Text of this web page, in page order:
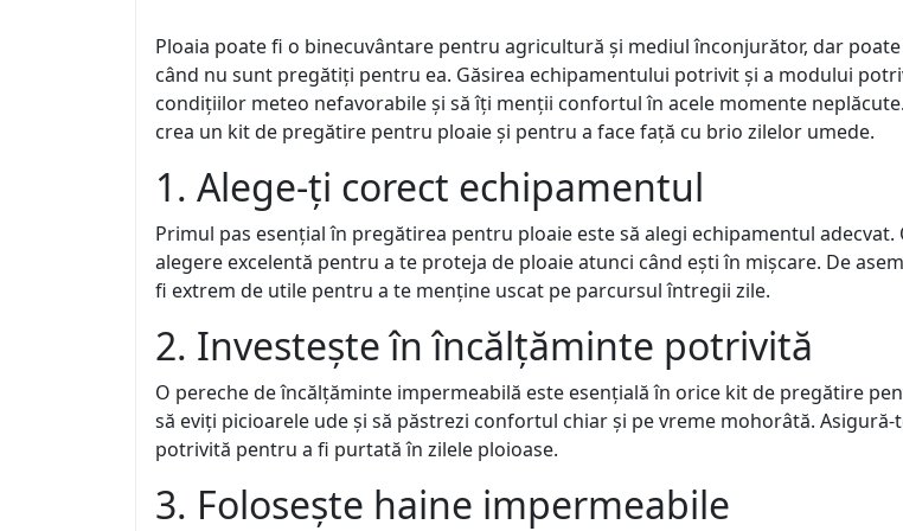
Ploaia poate fi o binecuvântare pentru agricultură și mediul înconjurător, dar
când nu sunt pregătiți pentru ea. Găsirea echipamentului potrivit și a modului
condițiilor meteo nefavorabile și să îți menții confortul în acele momente
crea un kit de pregătire pentru ploaie și pentru a face față cu brio zilelor umede.
1. Alege-ți corect echipamentul
Primul pas esențial în pregătirea pentru ploaie este să alegi echipamentul
alegere excelentă pentru a te proteja de ploaie atunci când ești în mișcare. De
fi extrem de utile pentru a te menține uscat pe parcursul întregii zile.
2. Investește în încălțăminte potrivită
O pereche de încălțăminte impermeabilă este esențială în orice kit de pregătire
să eviți picioarele ude și să păstrezi confortul chiar și pe vreme mohorâtă.
potrivită pentru a fi purtată în zilele ploioase.
3. Folosește haine impermeabile